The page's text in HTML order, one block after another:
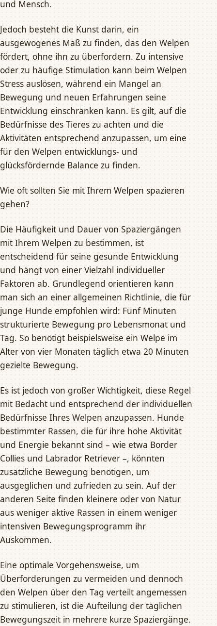
und Mensch.
Jedoch besteht die Kunst darin, ein
ausgewogenes Maß zu finden, das den Welpen
fördert, ohne ihn zu überfordern. Zu intensive
oder zu häufige Stimulation kann beim Welpen
Stress auslösen, während ein Mangel an
Bewegung und neuen Erfahrungen seine
Entwicklung einschränken kann. Es gilt, auf die
Bedürfnisse des Tieres zu achten und die
Aktivitäten entsprechend anzupassen, um eine
für den Welpen entwicklungs- und
glücksfördernde Balance zu finden.
Wie oft sollten Sie mit Ihrem Welpen spazieren
gehen?
Die Häufigkeit und Dauer von Spaziergängen
mit Ihrem Welpen zu bestimmen, ist
entscheidend für seine gesunde Entwicklung
und hängt von einer Vielzahl individueller
Faktoren ab. Grundlegend orientieren kann
man sich an einer allgemeinen Richtlinie, die für
junge Hunde empfohlen wird: Fünf Minuten
strukturierte Bewegung pro Lebensmonat und
Tag. So benötigt beispielsweise ein Welpe im
Alter von vier Monaten täglich etwa 20 Minuten
gezielte Bewegung.
Es ist jedoch von großer Wichtigkeit, diese Regel
mit Bedacht und entsprechend der individuellen
Bedürfnisse Ihres Welpen anzupassen. Hunde
bestimmter Rassen, die für ihre hohe Aktivität
und Energie bekannt sind – wie etwa Border
Collies und Labrador Retriever –, könnten
zusätzliche Bewegung benötigen, um
ausgeglichen und zufrieden zu sein. Auf der
anderen Seite finden kleinere oder von Natur
aus weniger aktive Rassen in einem weniger
intensiven Bewegungsprogramm ihr
Auskommen.
Eine optimale Vorgehensweise, um
Überforderungen zu vermeiden und dennoch
den Welpen über den Tag verteilt angemessen
zu stimulieren, ist die Aufteilung der täglichen
Bewegungszeit in mehrere kurze Spaziergänge.